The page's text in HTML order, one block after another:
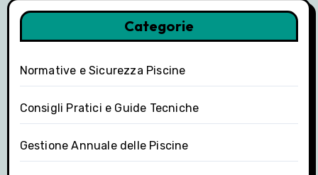
Categorie
Normative e Sicurezza Piscine
Consigli Pratici e Guide Tecniche
Gestione Annuale delle Piscine